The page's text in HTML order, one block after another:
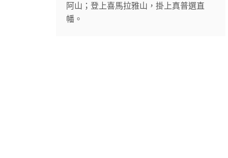
阿山；登上喜馬拉雅山，掛上真普選直
幡。